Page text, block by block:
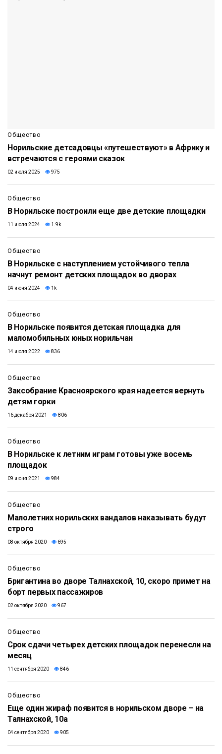
Общество
Норильские детсадовцы «путешествуют» в Африку и
встречаются с героями сказок
02 июля 2025 975
Общество
В Норильске построили еще две детские площадки
11 июля 2024 1.9k
Общество
В Норильске с наступлением устойчивого тепла
начнут ремонт детских площадок во дворах
04 июня 2024 1k
Общество
В Норильске появится детская площадка для
маломобильных юных норильчан
14 июля 2022 836
Общество
Заксобрание Красноярского края надеется вернуть
детям горки
16 декабря 2021 806
Общество
В Норильске к летним играм готовы уже восемь
площадок
09 июня 2021 984
0:21
Общество
Малолетних норильских вандалов наказывать будут
строго
08 октября 2020 695
Общество
Бригантина во дворе Талнахской, 10, скоро примет на
борт первых пассажиров
02 октября 2020 967
Общество
Срок сдачи четырех детских площадок перенесли на
месяц
11 сентября 2020 846
Общество
Еще один жираф появится в норильском дворе – на
Талнахской, 10а
04 сентября 2020 905